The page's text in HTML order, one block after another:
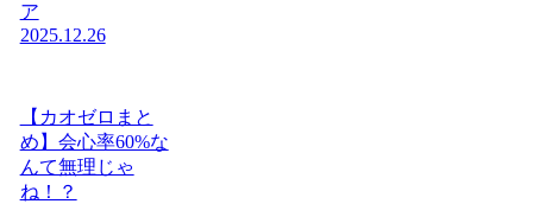
ア
2025.12.26
【カオゼロまと
め】会心率60%な
んて無理じゃ
ね！？